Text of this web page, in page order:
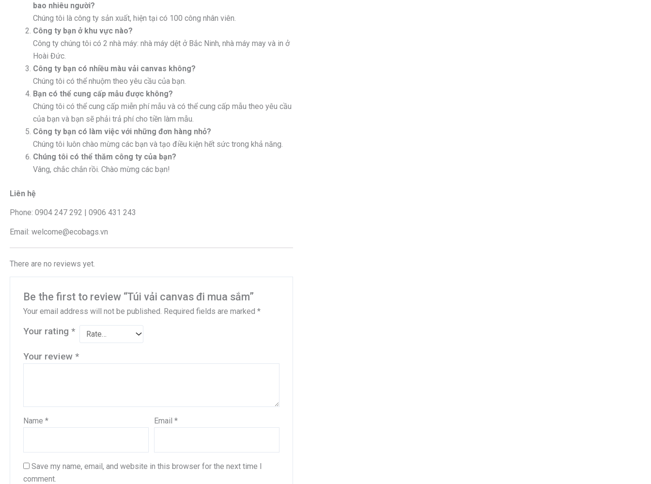
bao nhiêu người?
Chúng tôi là công ty sản xuất, hiện tại có 100 công nhân viên.
Công ty bạn ở khu vực nào?
Công ty chúng tôi có 2 nhà máy: nhà máy dệt ở Bắc Ninh, nhà máy may và in ở
Hoài Đức.
Công ty bạn có nhiều màu vải canvas không?
Chúng tôi có thể nhuộm theo yêu cầu của bạn.
Bạn có thể cung cấp mẫu được không?
Chúng tôi có thể cung cấp miễn phí mẫu và có thể cung cấp mẫu theo yêu cầu
của bạn và bạn sẽ phải trả phí cho tiền làm mẫu.
Công ty bạn có làm việc với những đơn hàng nhỏ?
Chúng tôi luôn chào mừng các bạn và tạo điều kiện hết sức trong khả năng.
Chúng tôi có thể thăm công ty của bạn?
Vâng, chắc chắn rồi. Chào mừng các bạn!
Liên hệ
Phone: 0904 247 292 | 0906 431 243
Email: welcome@ecobags.vn
There are no reviews yet.
Be the first to review “Túi vải canvas đi mua sắm”
Your email address will not be published. Required fields are marked *
Your rating *
Your review *
Name * Email *
Save my name, email, and website in this browser for the next time I
comment.